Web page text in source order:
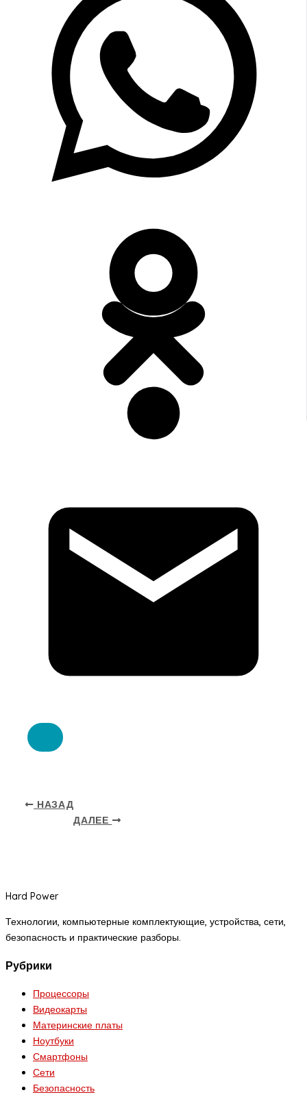
НАЗАД
ДАЛЕЕ
Hard Power
Технологии, компьютерные комплектующие, устройства, сети,
безопасность и практические разборы.
Рубрики
Процессоры
Видеокарты
Материнские платы
Ноутбуки
Смартфоны
Сети
Безопасность